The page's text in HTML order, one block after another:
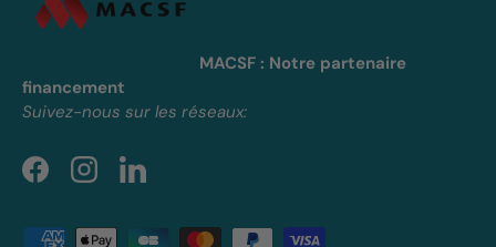
MACSF : Notre partenaire
financement
Suivez-nous sur les réseaux:
FacebookInstagramLinkedIn
Moyens de paiement acceptés